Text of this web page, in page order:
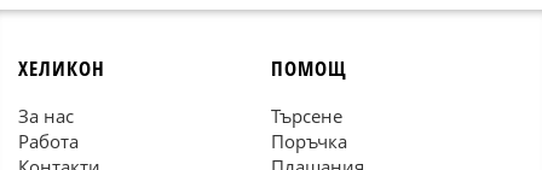
ХЕЛИКОН
За нас
Работа
ПОМОЩ
Търсене
Поръчка